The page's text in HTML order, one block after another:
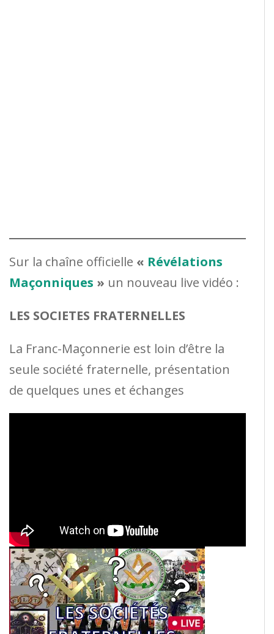
Sur la chaîne officielle « Révélations
Maçonniques » un nouveau live vidéo :
LES SOCIETES FRATERNELLES
La Franc-Maçonnerie est loin d’être la
seule société fraternelle, présentation
de quelques unes et échanges